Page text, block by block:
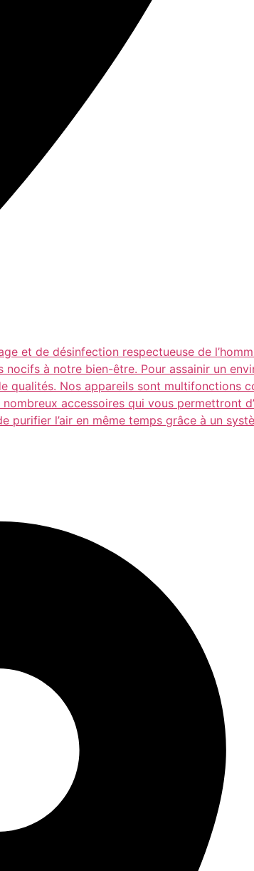
et de désinfection respectueuse de
à notre bien-être. Pour assainir un
Nos appareils sont multifonctions
accessoires qui vous permettront
l’air en même temps grâce à un